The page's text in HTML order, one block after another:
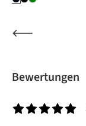
Bewertungen